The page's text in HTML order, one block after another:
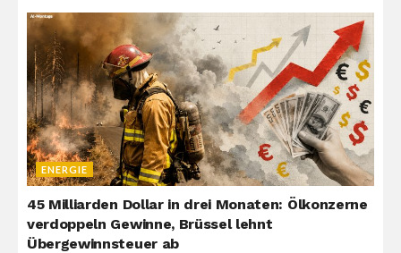
ENERGIE
45 Milliarden Dollar in drei Monaten: Ölkonzerne
verdoppeln Gewinne, Brüssel lehnt
Übergewinnsteuer ab